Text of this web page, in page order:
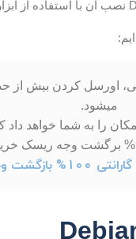
های ایرانی، اورسل
میشود.
را به شما خواهد داد
کلیک کنید.